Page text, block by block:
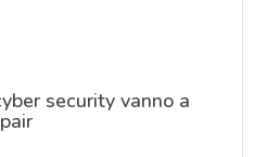
security vanno a